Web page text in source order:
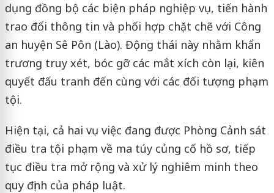
dụng đồng bộ các biện pháp nghiệp vụ, tiến hành
trao đổi thông tin và phối hợp chặt chẽ với Công
an huyện Sê Pôn (Lào). Động thái này nhằm khẩn
trương truy xét, bóc gỡ các mắt xích còn lại, kiên
quyết đấu tranh đến cùng với các đối tượng phạm
tội.
Hiện tại, cả hai vụ việc đang được Phòng Cảnh sát
điều tra tội phạm về ma túy củng cố hồ sơ, tiếp
tục điều tra mở rộng và xử lý nghiêm minh theo
quy định của pháp luật.